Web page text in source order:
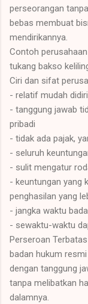
perseorangan
bebas membuat
mendirikannya.
Contoh
tukang bakso
Ciri dan sifat
- relatif mudah
- tanggung jawab
pribadi
- tidak ada pajak,
- seluruh
- sulit mengatur
- keuntungan yang
penghasilan yang
- jangka waktu
- sewaktu-waktu
Perseroan
badan hukum
dengan tanggung
tanpa melibatkan
dalamnya.